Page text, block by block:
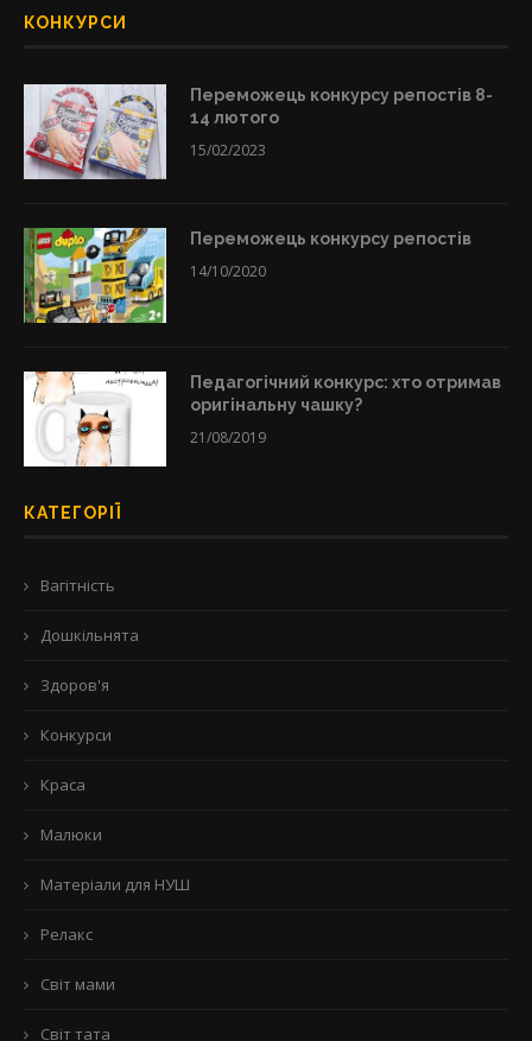
КОНКУРСИ
Переможець конкурсу репостів 8-
14 лютого
15/02/2023
Переможець конкурсу репостів
14/10/2020
Педагогічний конкурс: хто отримав
оригінальну чашку?
21/08/2019
КАТЕГОРІЇ
Вагітність
Дошкільнята
Здоров'я
Конкурси
Краса
Малюки
Матеріали для НУШ
Релакс
Світ мами
Світ тата